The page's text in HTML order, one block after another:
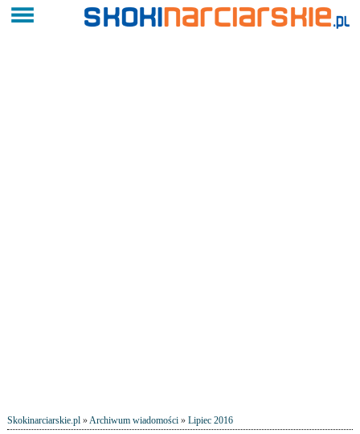
Skokinarciarskie.pl»Archiwum wiadomości» Lipiec 2016